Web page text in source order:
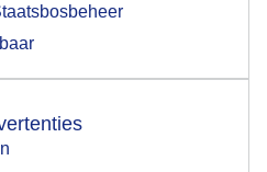
up uit je browser waarin
de popup